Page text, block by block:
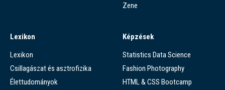
Zene
Lexikon
Lexikon
Csillagászat és asztrofizika
Élettudományok
Képzések
Statistics Data Science
Fashion Photography
HTML & CSS Bootcamp